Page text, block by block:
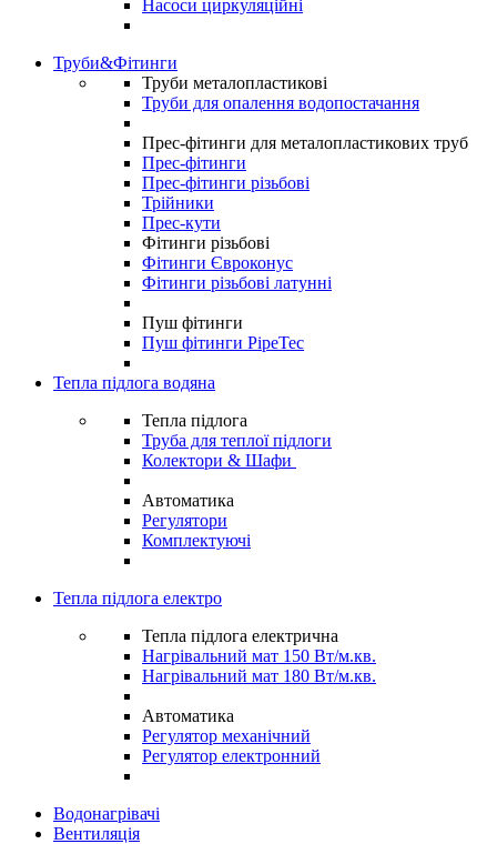
Насоси циркуляційні
Труби&Фітинги
Труби металопластикові
Труби для опалення водопостачання
Прес-фітинги для металопластикових труб
Прес-фітинги
Прес-фітинги різьбові
Трійники
Прес-кути
Фітинги різьбові
Фітинги Євроконус
Фітинги різьбові латунні
Пуш фітинги
Пуш фітинги PipeTec
Тепла підлога водяна
Тепла підлога
Труба для теплої підлоги
Колектори & Шафи
Автоматика
Регулятори
Комплектуючі
Тепла підлога електро
Тепла підлога електрична
Нагрівальний мат 150 Вт/м.кв.
Нагрівальний мат 180 Вт/м.кв.
Автоматика
Регулятор механічний
Регулятор електронний
Водонагрівачі
Вентиляція